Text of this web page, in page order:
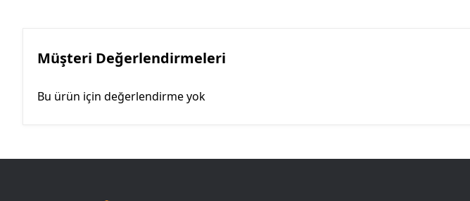
Müşteri Değerlendirmeleri
Bu ürün için değerlendirme yok